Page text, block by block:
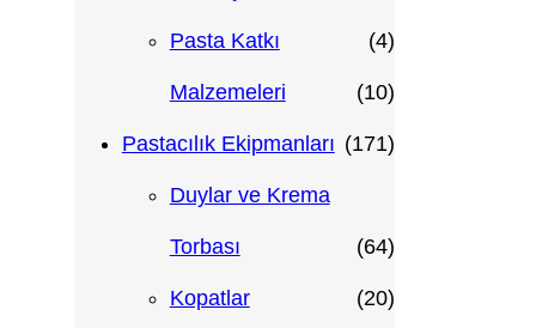
ü
n
n
r
ü
n
ü
r
ü
44
ü
r
n
Pasta Katkı
Malzemeleri 101
0
r
ü
Pastacılık Ekipmanları 1711
1
ü
Duylar ve Krema
Torbası 646
4
Kopatlar 202